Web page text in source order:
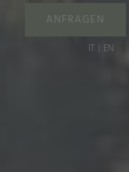
ANFRAGEN
IT EN